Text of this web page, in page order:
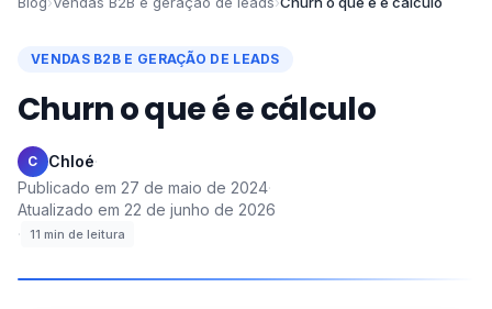
VENDAS B2B E GERAÇÃO DE LEADS
Churn o que é e cálculo
C Chloé·
Publicado em 27 de maio de 2024·
Atualizado em 22 de junho de 2026
·
11 min de leitura